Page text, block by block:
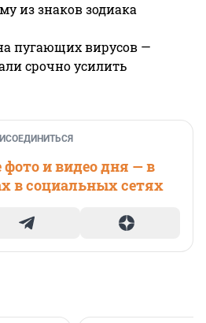
из знаков зодиака
пугающих вирусов —
срочно усилить
и видео дня — в
в социальных сетях